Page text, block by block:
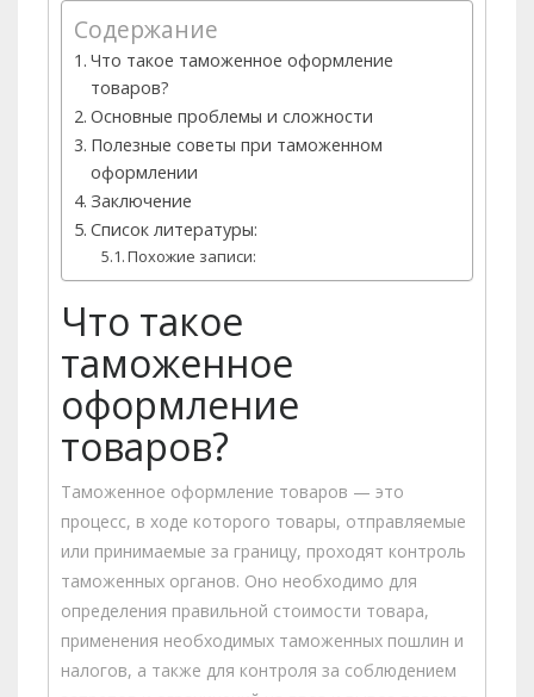
Содержание
Что такое таможенное оформление
товаров?
Основные проблемы и сложности
Полезные советы при таможенном
оформлении
Заключение
Список литературы:
Похожие записи:
Что такое
таможенное
оформление
товаров?
Таможенное оформление товаров — это
процесс, в ходе которого товары, отправляемые
или принимаемые за границу, проходят контроль
таможенных органов. Оно необходимо для
определения правильной стоимости товара,
применения необходимых таможенных пошлин и
налогов, а также для контроля за соблюдением